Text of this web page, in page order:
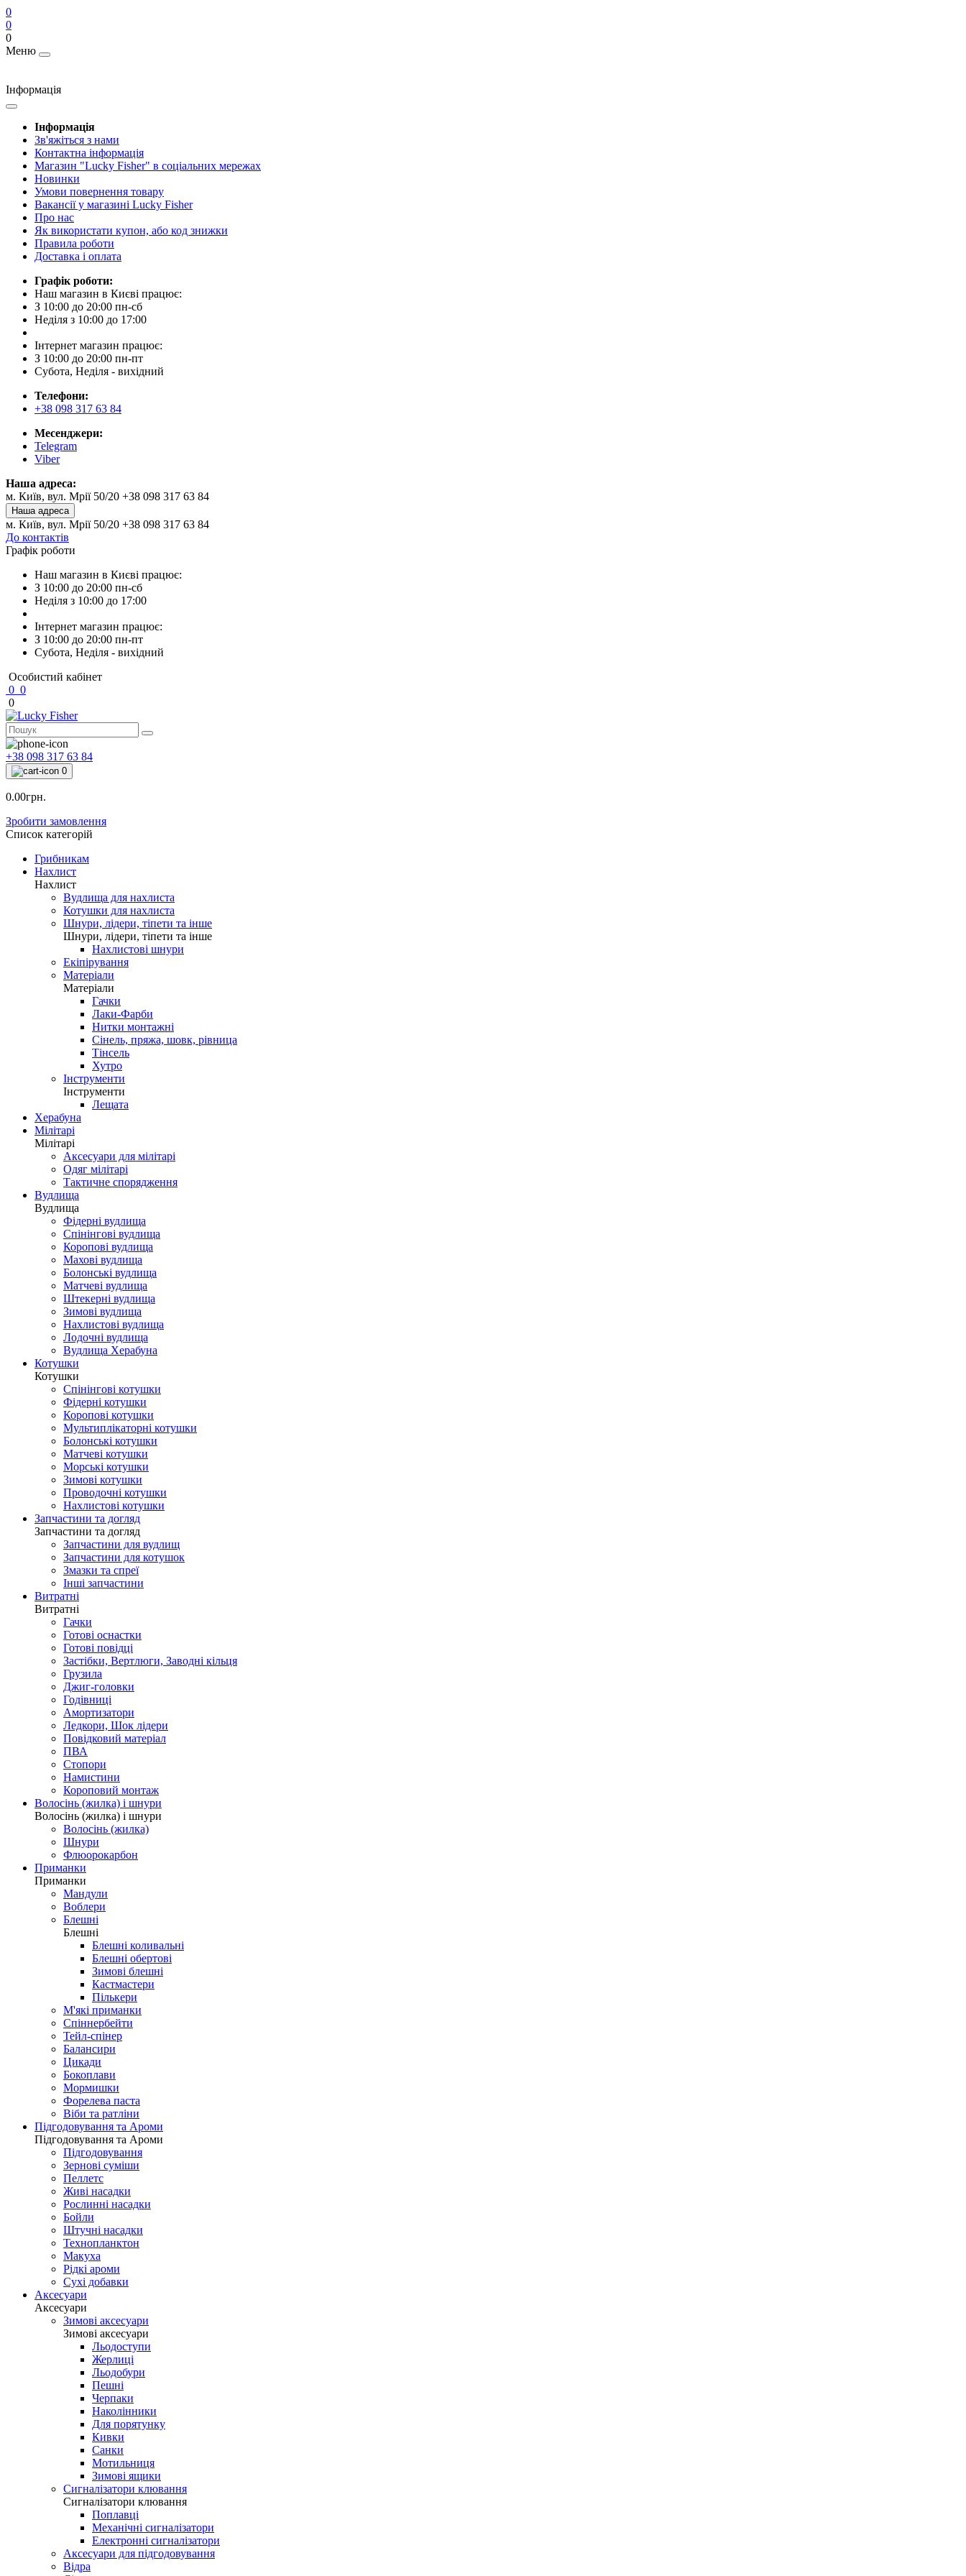
0
0
0
Меню
Інформація
Інформація
Зв'яжіться з нами
Контактна інформація
Магазин "Lucky Fisher" в соціальних мережах
Новинки
Умови повернення товару
Вакансії у магазині Lucky Fisher
Про нас
Як використати купон, або код знижки
Правила роботи
Доставка і оплата
Графік роботи:
Наш магазин в Києві працює:
З 10:00 до 20:00 пн-сб
Неділя з 10:00 до 17:00
Інтернет магазин працює:
З 10:00 до 20:00 пн-пт
Субота, Неділя - вихідний
Телефони:
+38 098 317 63 84
Месенджери:
Telegram
Viber
Наша адреса:
м. Київ, вул. Мрії 50/20 +38 098 317 63 84
Наша адреса
м. Київ, вул. Мрії 50/20 +38 098 317 63 84
До контактів
Графік роботи
Наш магазин в Києві працює:
З 10:00 до 20:00 пн-сб
Неділя з 10:00 до 17:00
Інтернет магазин працює:
З 10:00 до 20:00 пн-пт
Субота, Неділя - вихідний
Особистий кабінет
0 0
0
+38 098 317 63 84
0
0.00грн.
Зробити замовлення
Список категорій
Грибникам
Нахлист
Нахлист
Вудлища для нахлиста
Котушки для нахлиста
Шнури, лідери, тіпети та інше
Шнури, лідери, тіпети та інше
Нахлистові шнури
Екіпірування
Матеріали
Матеріали
Гачки
Лаки-Фарби
Нитки монтажні
Сінель, пряжа, шовк, рівница
Тінсель
Хутро
Інструменти
Інструменти
Лещата
Херабуна
Мілітарі
Мілітарі
Аксесуари для мілітарі
Одяг мілітарі
Тактичне спорядження
Вудлища
Вудлища
Фідерні вудлища
Спінінгові вудлища
Коропові вудлища
Махові вудлища
Болонські вудлища
Матчеві вудлища
Штекерні вудлища
Зимові вудлища
Нахлистові вудлища
Лодочні вудлища
Вудлища Херабуна
Котушки
Котушки
Спінінгові котушки
Фідерні котушки
Коропові котушки
Мультиплікаторні котушки
Болонські котушки
Матчеві котушки
Морські котушки
Зимові котушки
Проводочні котушки
Нахлистові котушки
Запчастини та догляд
Запчастини та догляд
Запчастини для вудлищ
Запчастини для котушок
Змазки та спреї
Інші запчастини
Витратні
Витратні
Гачки
Готові оснастки
Готові повідці
Застібки, Вертлюги, Заводні кільця
Грузила
Джиг-головки
Годівниці
Амортизатори
Ледкори, Шок лідери
Повідковий матеріал
ПВА
Стопори
Намистини
Короповий монтаж
Волосінь (жилка) і шнури
Волосінь (жилка) і шнури
Волосінь (жилка)
Шнури
Флюорокарбон
Приманки
Приманки
Мандули
Воблери
Блешні
Блешні
Блешні коливальні
Блешні обертові
Зимові блешні
Кастмастери
Пількери
М'які приманки
Спіннербейти
Тейл-спінер
Балансири
Цикади
Бокоплави
Мормишки
Форелева паста
Віби та ратліни
Підгодовування та Ароми
Підгодовування та Ароми
Підгодовування
Зернові суміши
Пеллетс
Живі насадки
Рослинні насадки
Бойли
Штучні насадки
Технопланктон
Макуха
Рідкі ароми
Сухі добавки
Аксесуари
Аксесуари
Зимові аксесуари
Зимові аксесуари
Льодоступи
Жерлиці
Льодобури
Пешні
Черпаки
Наколінники
Для порятунку
Кивки
Санки
Мотильниця
Зимові ящики
Сигналізатори клювання
Сигналізатори клювання
Поплавці
Механічні сигналізатори
Електронні сигналізатори
Аксесуари для підгодовування
Відра